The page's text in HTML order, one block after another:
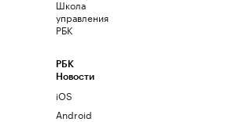
Школа
управления
РБК
РБК
Новости
iOS
Android